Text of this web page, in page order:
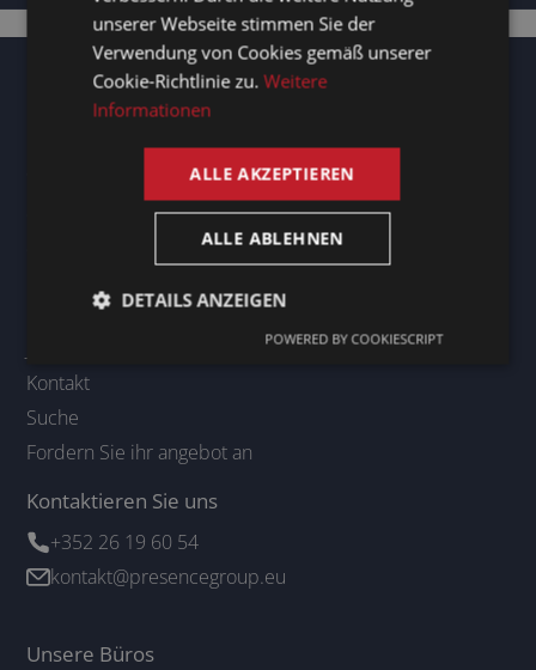
Kontakt
Suche
Fordern Sie ihr angebot an
Kontaktieren Sie uns
+352 26 19 60 54
kontakt@presencegroup.eu
Unsere Büros
ENGLISH
unserer Webseite stimmen Sie der
Verwendung von Cookies gemäß unserer
Cookie-Richtlinie zu. Weitere
Informationen
ALLE AKZEPTIEREN
ALLE ABLEHNEN
DETAILS ANZEIGEN
POWERED BY COOKIESCRIPT